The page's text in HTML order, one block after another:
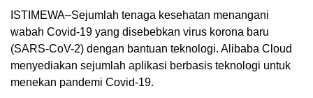
ISTIMEWA–Sejumlah tenaga kesehatan menangani
wabah Covid-19 yang disebebkan virus korona baru
(SARS-CoV-2) dengan bantuan teknologi. Alibaba Cloud
menyediakan sejumlah aplikasi berbasis teknologi untuk
menekan pandemi Covid-19.